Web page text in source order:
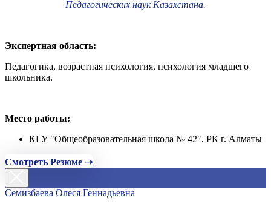
Педагогических наук Казахстана.
Экспертная область:
Педагогика, возрастная психология, психология младшего
школьника.
Место работы:
КГУ "Общеобразовательная школа № 42", РК г. Алматы
Смотреть Резюме ➝
Семизбаева Олеся Геннадьевна